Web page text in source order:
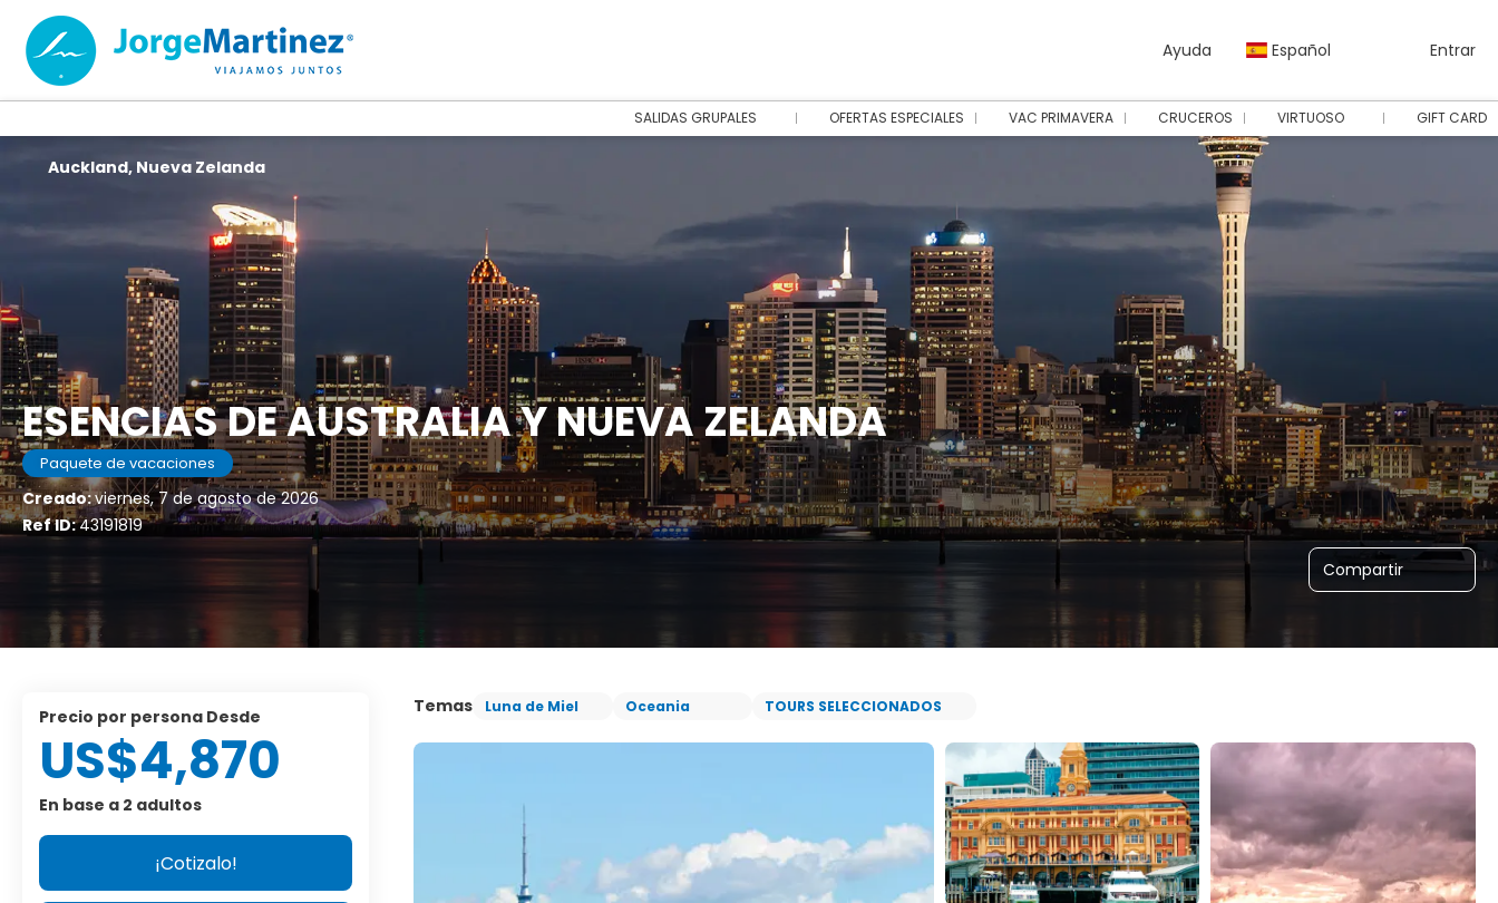
Ayuda Español Entrar
SALIDAS GRUPALES OFERTAS ESPECIALES VAC PRIMAVERA CRUCEROS VIRTUOSO GIFT CARD
ESENCIAS DE AUSTRALIA Y NUEVA ZELANDA
Paquete de vacaciones
Creado:viernes, 7 de agosto de 2026
Ref ID:43191819
Compartir
Auckland, Nueva Zelanda
Temas Luna de Miel Oceania TOURS SELECCIONADOS
precio por persona Desde
US$4,870
En base a 2 adultos
¡Cotizalo!